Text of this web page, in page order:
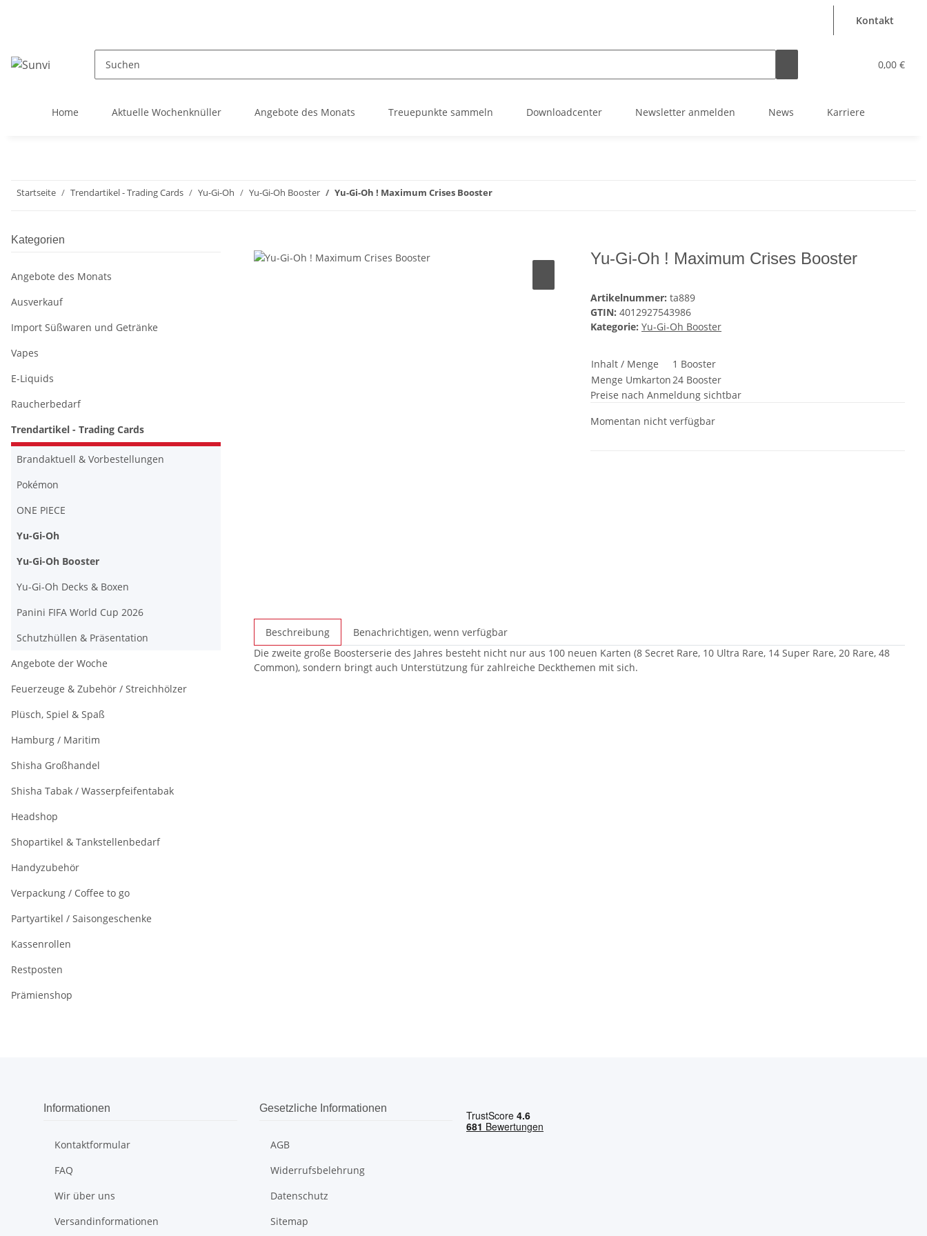
Kontakt
0,00 €
Home Aktuelle Wochenknüller Angebote des Monats Treuepunkte sammeln Downloadcenter Newsletter anmelden News Karriere
Startseite Trendartikel - Trading Cards Yu-Gi-Oh Yu-Gi-Oh Booster Yu-Gi-Oh ! Maximum Crises Booster
Yu-Gi-Oh ! Maximum Crises Booster
Artikelnummer: ta889
GTIN: 4012927543986
Kategorie: Yu-Gi-Oh Booster
Inhalt / Menge
1 Booster
Menge Umkarton24 Booster
Preise nach Anmeldung sichtbar
Momentan nicht verfügbar
Beschreibung
Benachrichtigen, wenn verfügbar
Die zweite große Boosterserie des Jahres besteht nicht nur aus 100 neuen Karten (8 Secret Rare, 10 Ultra Rare, 14 Super Rare, 20 Rare, 48
Common), sondern bringt auch Unterstützung für zahlreiche Deckthemen mit sich.
Kategorien
Angebote des Monats
Ausverkauf
Import Süßwaren und Getränke
Vapes
E-Liquids
Raucherbedarf
Trendartikel - Trading Cards
Brandaktuell & Vorbestellungen
Pokémon
ONE PIECE
Yu-Gi-Oh
Yu-Gi-Oh Booster
Yu-Gi-Oh Decks & Boxen
Panini FIFA World Cup 2026
Schutzhüllen & Präsentation
Angebote der Woche
Feuerzeuge & Zubehör / Streichhölzer
Plüsch, Spiel & Spaß
Hamburg / Maritim
Shisha Großhandel
Shisha Tabak / Wasserpfeifentabak
Headshop
Shopartikel & Tankstellenbedarf
Handyzubehör
Verpackung / Coffee to go
Partyartikel / Saisongeschenke
Kassenrollen
Restposten
Prämienshop
Informationen
Kontaktformular
FAQ
Wir über uns
Versandinformationen
Gesetzliche Informationen
AGB
Widerrufsbelehrung
Datenschutz
Sitemap